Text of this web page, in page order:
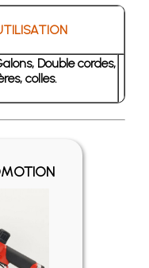
Double cordes,
colles.